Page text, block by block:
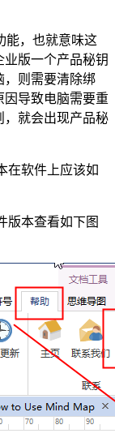
能，也就意味这
版一个产品秘钥
，则需要清除绑
因导致电脑需要重
，就会出现产品秘
在软件上应该如
版本查看如下图